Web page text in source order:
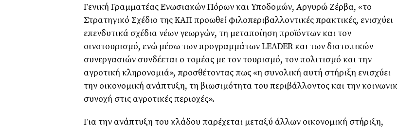
Γενική Γραμματέας Ενωσιακών Πόρων και Υποδομών, Αργυρώ Ζέρβα, «το
Στρατηγικό Σχέδιο της ΚΑΠ προωθεί φιλοπεριβαλλοντικές πρακτικές, ενισχύει
επενδυτικά σχέδια νέων γεωργών, τη μεταποίηση προϊόντων και τον
οινοτουρισμό, ενώ μέσω των προγραμμάτων LEADER και των διατοπικών
συνεργασιών συνδέεται ο τομέας με τον τουρισμό, τον πολιτισμό και την
αγροτική κληρονομιά», προσθέτοντας πως «η συνολική αυτή στήριξη ενισχύει
την οικονομική ανάπτυξη, τη βιωσιμότητα του περιβάλλοντος και την
συνοχή στις αγροτικές περιοχές».
Για την ανάπτυξη του κλάδου παρέχεται μεταξύ άλλων οικονομική στήριξη,